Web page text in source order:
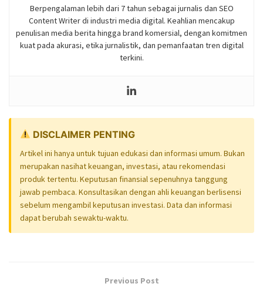
Berpengalaman lebih dari 7 tahun sebagai jurnalis dan SEO
Content Writer di industri media digital. Keahlian mencakup
penulisan media berita hingga brand komersial, dengan komitmen
kuat pada akurasi, etika jurnalistik, dan pemanfaatan tren digital
terkini.
DISCLAIMER PENTING
Artikel ini hanya untuk tujuan edukasi dan informasi umum. Bukan
merupakan nasihat keuangan, investasi, atau rekomendasi
produk tertentu. Keputusan finansial sepenuhnya tanggung
jawab pembaca. Konsultasikan dengan ahli keuangan berlisensi
sebelum mengambil keputusan investasi. Data dan informasi
dapat berubah sewaktu-waktu.
Previous Post